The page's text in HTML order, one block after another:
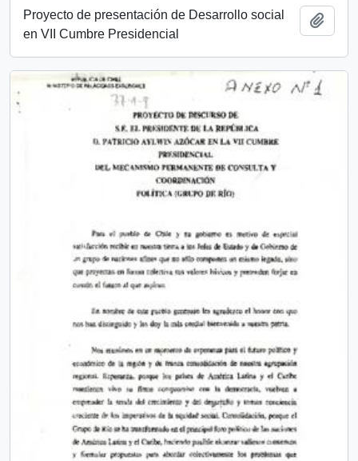
Proyecto de presentación de Desarrollo social
en VII Cumbre Presidencial